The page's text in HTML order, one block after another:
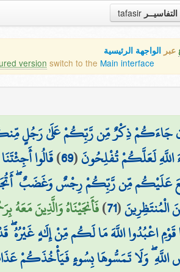
tafasir التفاسيــر
عبر الواجهة الرئيسية
version switch to the Main interface
جَاءَكُمْ ذِكْرٌ مِّن رَّبِّكُمْ عَلَىٰ رَجُلٍ
اللَّهِ لَعَلَّكُمْ تُفْلِحُونَ(
69
)قَالُوا
عَلَيْكُم مِّن رَّبِّكُمْ رِجْسٌ وَغَضَبٌ
الْمُنتَظِرِينَ(
71
)فَأَنجَيْنَاهُ وَالَّذِينَ مَعَهُ
قَوْمِ اعْبُدُوا اللَّهَ مَا لَكُم مِّنْ إِلَٰهٍ
اللَّهِ ۖ وَلَا تَمَسُّوهَا بِسُوءٍ فَيَأْخُذَكُمْ